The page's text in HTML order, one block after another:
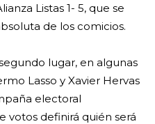
Listas 1- 5, que se
de los comicios.
lugar, en algunas
Lasso y Xavier Hervas
electoral
votos definirá quién será